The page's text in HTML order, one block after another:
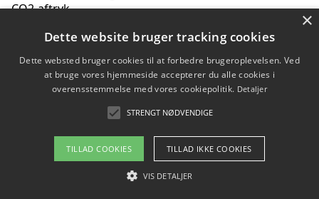
CO2-aftryk
Hvordan nyheder om CO2-udledning påvirker vores
hverdag
Om / kontakt
Blog Betingelser
×
Dette website bruger tracking cookies
Dette websted bruger cookies til at forbedre brugeroplevelsen. Ved
at bruge vores hjemmeside accepterer du alle cookies i
overensstemmelse med vores cookiepolitik. Detaljer
STRENGT NØDVENDIGE
TILLAD COOKIES TILLAD IKKE COOKIES
VIS DETALJER